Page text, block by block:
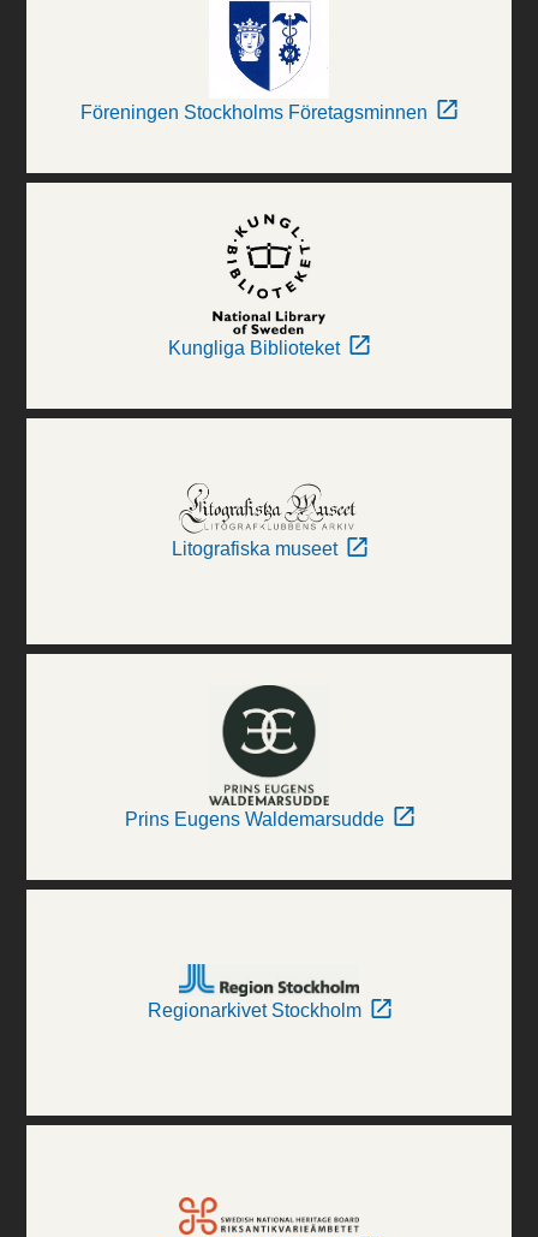
Föreningen Stockholms Företagsminnen
Kungliga Biblioteket
Litografiska museet
Prins Eugens Waldemarsudde
Regionarkivet Stockholm